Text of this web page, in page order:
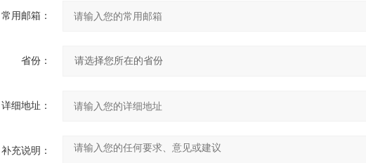
常用邮箱：
省份：
详细地址：
补充说明：